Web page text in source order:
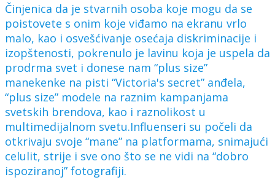
Činjenica da je stvarnih osoba koje mogu da se
poistovete s onim koje viđamo na ekranu vrlo
malo, kao i osvešćivanje osećaja diskriminacije i
izopštenosti, pokrenulo je lavinu koja je uspela da
prodrma svet i donese nam “plus size”
manekenke na pisti “Victoria's secret” anđela,
“plus size” modele na raznim kampanjama
svetskih brendova, kao i raznolikost u
multimedijalnom svetu.Influenseri su počeli da
otkrivaju svoje “mane” na platformama, snimajući
celulit, strije i sve ono što se ne vidi na “dobro
ispoziranoj” fotografiji.